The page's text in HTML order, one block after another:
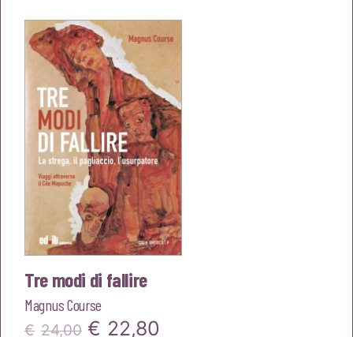
era:
€24,00.
è:
Tre modi di fallire
Magnus Course
€ 24,00 Il
€ 22,80